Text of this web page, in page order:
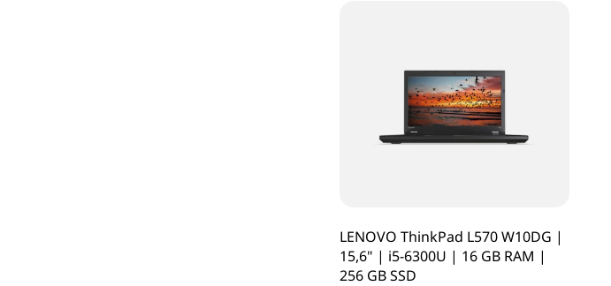
LENOVO ThinkPad L570 W10DG |
15,6" | i5-6300U | 16 GB RAM |
256 GB SSD